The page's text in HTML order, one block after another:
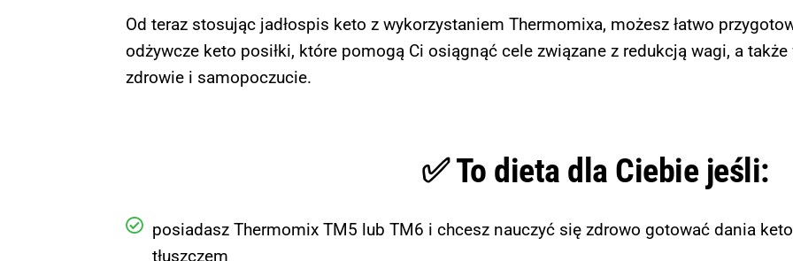
Od teraz stosując jadłospis keto z wykorzystaniem Thermomixa, możesz łatwo
odżywcze keto posiłki, które pomogą Ci osiągnąć cele związane z redukcją wagi, a także
zdrowie i samopoczucie.
✅ To dieta dla Ciebie jeśli:
posiadasz Thermomix TM5 lub TM6 i chcesz nauczyć się zdrowo gotować dania
tłuszczem